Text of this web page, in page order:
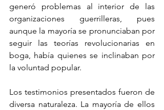
generó problemas al interior de las
organizaciones guerrilleras, pues
aunque la mayoría se pronunciaban por
seguir las teorías revolucionarias en
boga, había quienes se inclinaban por
la voluntad popular.
Los testimonios presentados fueron de
diversa naturaleza. La mayoría de ellos